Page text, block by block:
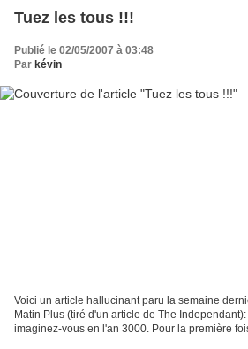
Tuez les tous !!!
Publié le 02/05/2007 à 03:48
Par kévin
Voici un article hallucinant paru la semaine
Matin Plus (tiré d'un article de The
imaginez-vous en l'an 3000. Pour la première